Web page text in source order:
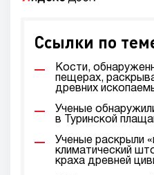
Ссылки по
Кости,
пещерах,
древних
Ученые
в Туринской
Ученые раскрыли
климатический
краха древней